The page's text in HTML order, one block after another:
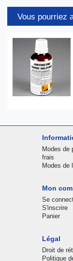
Vous pourriez
Modes de
frais
Modes de
Mon
Se
S'inscrire
Panier
Légal
Droit de
Politique